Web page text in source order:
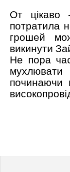
От цікаво
потратила
грошей
викинути
Не пора
починаючи